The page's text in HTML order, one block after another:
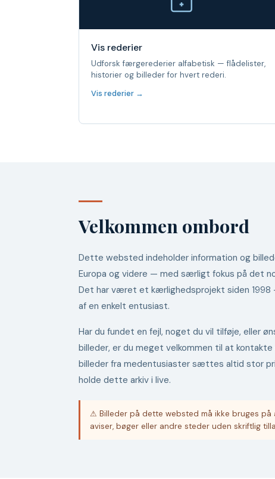
Vis rederier
Udforsk færgerederier alfabetisk — flådelister,
historier og billeder for hvert rederi.
Vis rederier →
Velkommen ombord
Dette websted indeholder information og
Europa og videre — med særligt fokus på det
Det har været et kærlighedsprojekt siden
af en enkelt entusiast.
Har du fundet en fejl, noget du vil tilføje, eller
billeder, er du meget velkommen til at kontakte
billeder fra medentusiaster sættes altid stor
holde dette arkiv i live.
⚠ Billeder på dette websted må ikke bruges på
aviser, bøger eller andre steder uden skriftlig